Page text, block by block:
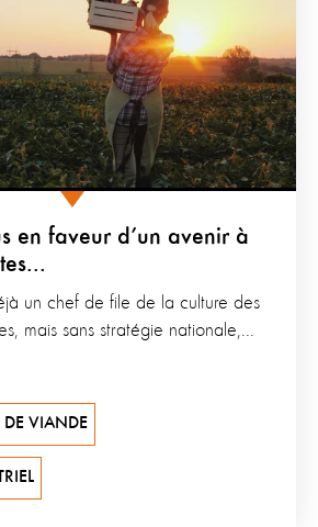
en faveur d’un avenir à
un chef de file de la culture des
mais sans stratégie nationale,...
VIANDE